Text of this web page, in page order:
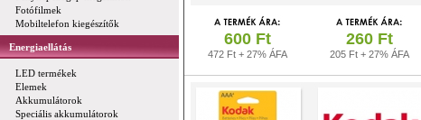
Fotófilmek
Mobiltelefon kiegészítők
Energiaellátás
LED termékek
Elemek
Akkumulátorok
Speciális akkumulátorok
600 Ft
472 Ft + 27% ÁFA
260 Ft
205 Ft + 27% ÁFA